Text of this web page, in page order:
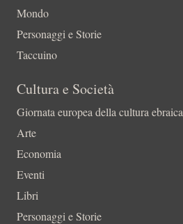
Mondo
Personaggi e Storie
Taccuino
Cultura e Società
Giornata europea della cultura ebraica
Arte
Economia
Eventi
Libri
Personaggi e Storie